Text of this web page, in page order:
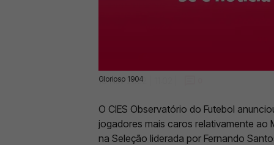
Glorioso 1904
16 Nov 2022 | 11:02 |
O CIES Observatório do Futebol
jogadores mais caros relativamente ao
na Seleção liderada por Fernando